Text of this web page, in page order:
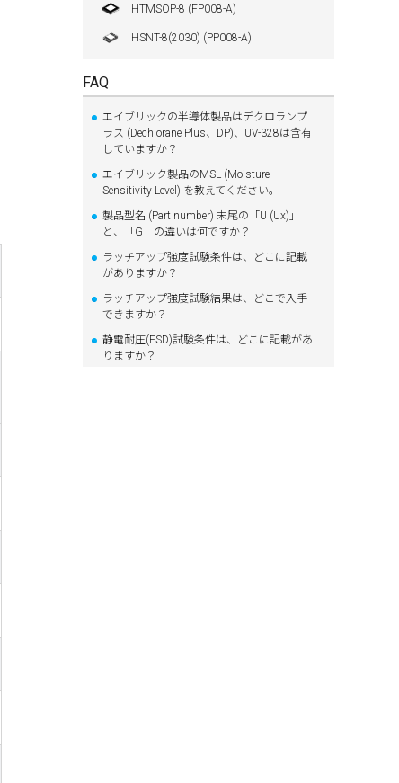
HTMSOP-8 (FP008-A)
HSNT-8(2030) (PP008-A)
FAQ
エイブリックの半導体製品はデクロランプ
ラス (Dechlorane Plus、DP)、UV-328は含有
していますか？
エイブリック製品のMSL (Moisture
Sensitivity Level) を教えてください。
製品型名 (Part number) 末尾の「U (Ux)」
と、「G」の違いは何ですか？
ラッチアップ強度試験条件は、どこに記載
がありますか？
ラッチアップ強度試験結果は、どこで入手
できますか？
静電耐圧(ESD)試験条件は、どこに記載があ
りますか？